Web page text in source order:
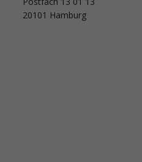
20101 Hamburg